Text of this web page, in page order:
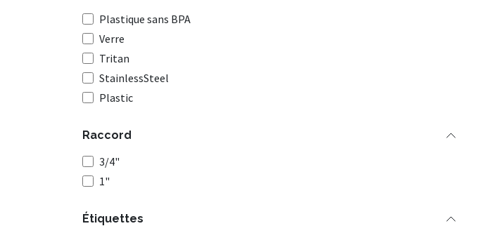
Plastique sans BPA
Verre
Tritan
StainlessSteel
Plastic
Raccord
3/4"
1"
Étiquettes